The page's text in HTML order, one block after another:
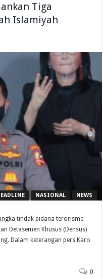
Tiga
Islamiyah
NASIONAL NEWS
tindak pidana terorisme
Detasemen Khusus (Densus)
Dalam keterangan pers Karo
0